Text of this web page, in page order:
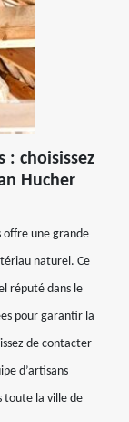
: choisissez
Hucher
offre une grande
naturel. Ce
réputé dans le
pour garantir la
de contacter
d’artisans
toute la ville de